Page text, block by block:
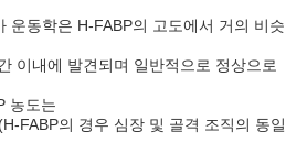
운동학은 H-FABP의 고도에서 거의 비슷
이내에 발견되며 일반적으로 정상으로
농도는
FABP의 경우 심장 및 골격 조직의 동일